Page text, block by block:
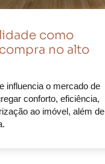
como
no alto
influencia o mercado de
conforto, eficiência,
ao imóvel, além de